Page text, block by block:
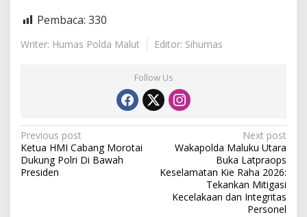
h
0
2
Pembaca: 330
Writer: Humas Polda Malut Editor: Sihumas
Follow Us
P
o
s
Previous post
Ketua HMI Cabang Morotai
Dukung Polri Di Bawah
Presiden
Next post
Wakapolda Maluku Utara
Buka Latpraops
Keselamatan Kie Raha 2026:
Tekankan Mitigasi
Kecelakaan dan Integritas
Personel